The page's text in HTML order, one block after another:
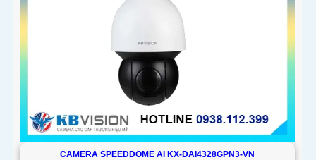
CAMERA SPEEDDOME AI KX-DAI4328GPN3-VN